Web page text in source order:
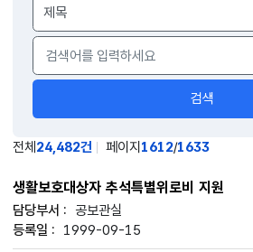
검색
전체 24,482건 페이지 1612/1633
생활보호대상자 추석특별위로비 지원
공보관실
1999-09-15